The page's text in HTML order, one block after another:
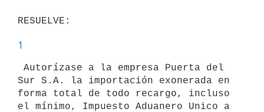
1
Sur S.A. la importación exonerada en
forma total de todo recargo, incluso
el mínimo, Impuesto Aduanero Unico a